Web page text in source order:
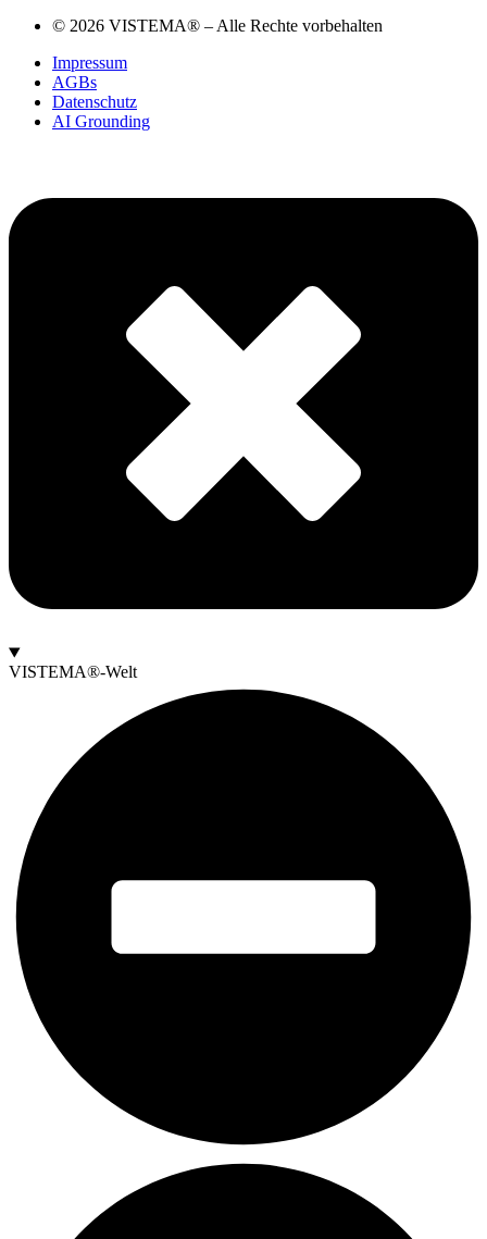
© 2026 VISTEMA® – Alle Rechte vorbehalten
Impressum
AGBs
Datenschutz
AI Grounding
VISTEMA®-Welt